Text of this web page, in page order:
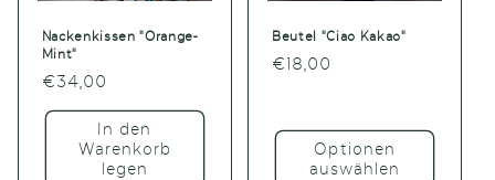
Nackenkissen "Orange-
Mint"
Normaler
Preis
€34,00
In den
Warenkorb
legen
Beutel "Ciao Kakao"
Normaler
€18,00
Optionen
auswählen